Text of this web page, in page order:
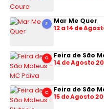
F Mar Me Quer
12 a 14 de
C Feira de São
14 de Agosto
C Feira de São
15 de Agosto